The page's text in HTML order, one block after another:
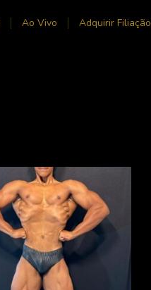
Ao Vivo Adquirir Filiação